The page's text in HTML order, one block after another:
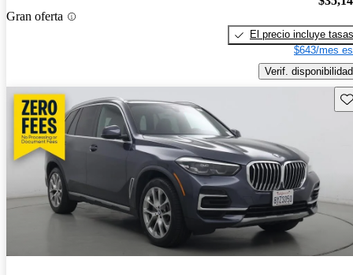
Gran oferta
El precio incluye tasas
$643/mes
Verif. disponibilidad